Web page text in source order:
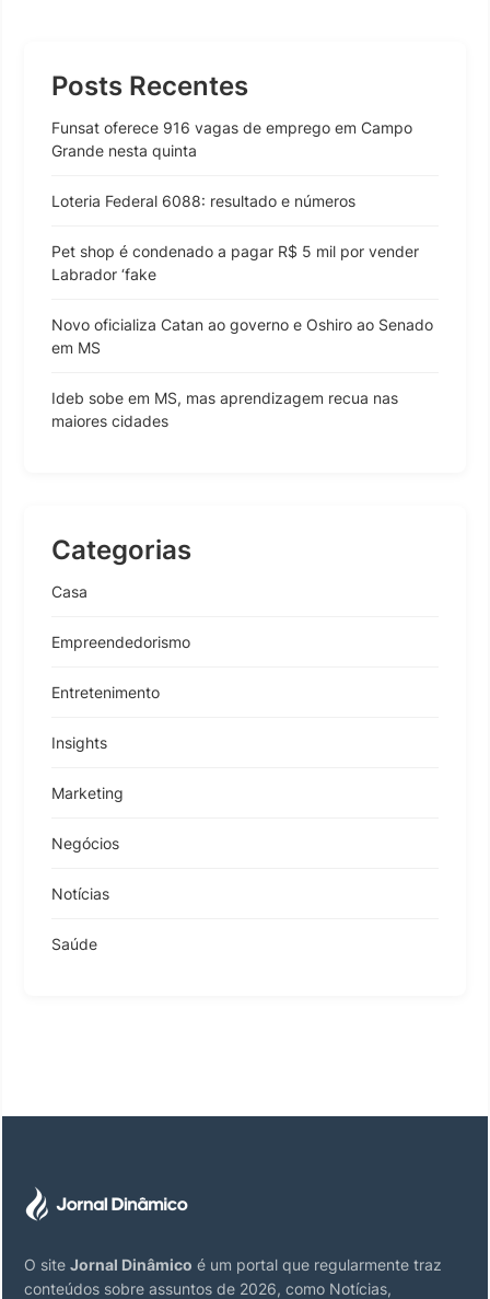
Posts Recentes
Funsat oferece 916 vagas de emprego em Campo
Grande nesta quinta
Loteria Federal 6088: resultado e números
Pet shop é condenado a pagar R$ 5 mil por vender
Labrador ‘fake
Novo oficializa Catan ao governo e Oshiro ao Senado
em MS
Ideb sobe em MS, mas aprendizagem recua nas
maiores cidades
Categorias
Casa
Empreendedorismo
Entretenimento
Insights
Marketing
Negócios
Notícias
Saúde
O site Jornal Dinâmico é um portal que regularmente traz
conteúdos sobre assuntos de 2026, como Notícias,